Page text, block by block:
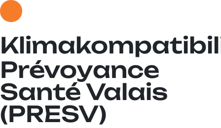
Prévoyance
Santé Valais
(PRESV)